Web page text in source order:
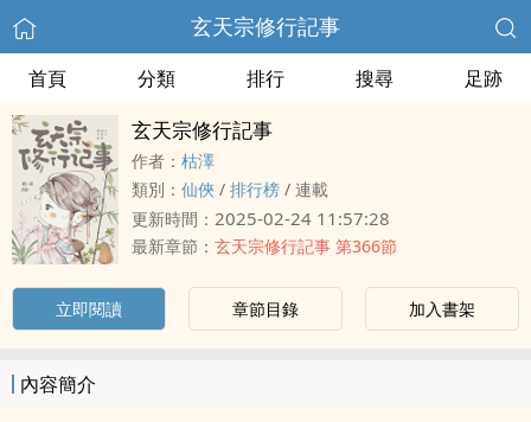
玄天宗修行記事
首頁 分類 排行 搜尋 足跡
玄天宗修行記事
作者： 枯澤
類別： 仙俠 / 排行榜 / 連載
更新時間： 2025-02-24 11:57:28
最新章節： 玄天宗修行記事 第366節
立即閱讀 章節目錄 加入書架
內容簡介